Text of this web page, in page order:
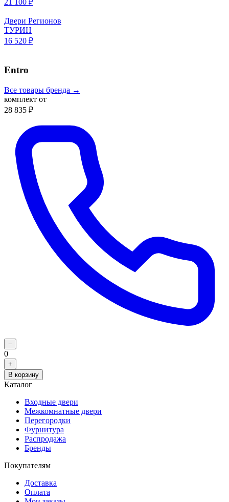
Двери Регионов
ТУРИН
16 520 ₽
Entro
Все товары бренда →
комплект от
28 835 ₽
−
0
+
В корзину
Каталог
Входные двери
Межкомнатные двери
Перегородки
Фурнитура
Распродажа
Бренды
Покупателям
Доставка
Оплата